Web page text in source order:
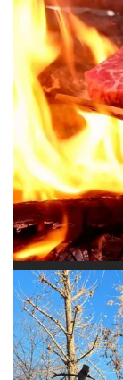
年内ラストキャンプはソログルキャン！ 初めてステルス張りで泊まって